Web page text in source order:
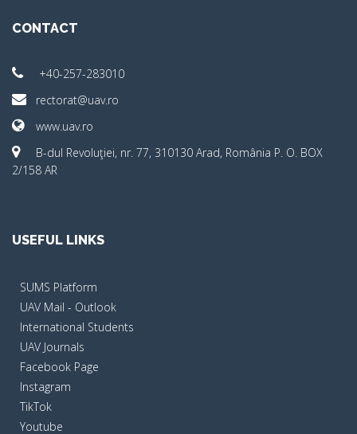
CONTACT
+40-257-283010
rectorat@uav.ro
www.uav.ro
B-dul Revoluţiei, nr. 77, 310130 Arad, România P. O. BOX
2/158 AR
USEFUL LINKS
SUMS Platform
UAV Mail - Outlook
International Students
UAV Journals
Facebook Page
Instagram
TikTok
Youtube